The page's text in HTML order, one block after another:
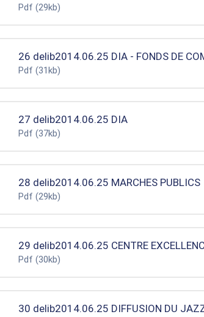
Pdf (29kb)
26 delib2014.06.25 DIA - FONDS DE
Pdf (31kb)
27 delib2014.06.25 DIA
Pdf (37kb)
28 delib2014.06.25 MARCHES PUBLICS
Pdf (29kb)
29 delib2014.06.25 CENTRE
Pdf (30kb)
30 delib2014.06.25 DIFFUSION DU